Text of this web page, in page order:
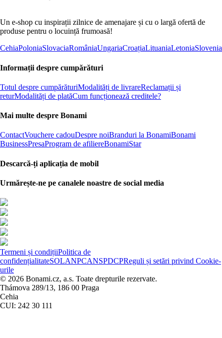
Un e-shop cu inspirații zilnice de amenajare și cu o largă ofertă de
produse pentru o locuință frumoasă!
CehiaPoloniaSlovaciaRomâniaUngariaCroațiaLituaniaLetoniaSlovenia
Informații despre cumpărături
Totul despre cumpărăturiModalități de livrareReclamații și
returModalități de platăCum funcționează creditele?
Mai multe despre Bonami
ContactVouchere cadouDespre noiBranduri la BonamiBonami
BusinessPresaProgram de afiliereBonamiStar
Descarcă-ți aplicația de mobil
Urmărește-ne pe canalele noastre de social media
Termeni și condițiiPolitica de
confidențialitateSOLANPCANSPDCPReguli și setări privind Cookie-
urile
© 2026 Bonami.cz, a.s. Toate drepturile rezervate.
Thámova 289/13, 186 00 Praga
Cehia
CUI: 242 30 111